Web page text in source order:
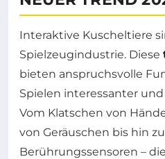
Interaktive Kuscheltiere
Spielzeugindustrie. Diese
bieten anspruchsvolle
Spielen interessanter
Vom Klatschen von
von Geräuschen bis hin
Berührungssensoren –